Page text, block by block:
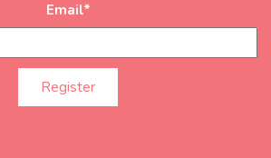
Email*